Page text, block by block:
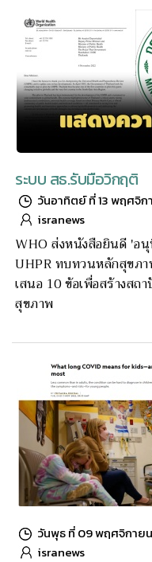
ระบบ สธ.รับมือวิกฤติ
วันอาทิตย์ ที่ 13 พฤศจิก
isranews
WHO ส่งหนังสือยินดี 'อ
UHPR ทบทวนหลักสุขภ
เสนอ 10 ข้อเพื่อสร้างสถ
สุขภาพ
วันพุธ ที่ 09 พฤศจิกายน
isranews